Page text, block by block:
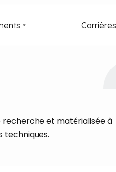
Carrières
recherche et matérialisée à
techniques.